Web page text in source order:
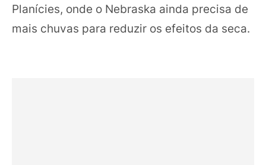
Planícies, onde o Nebraska ainda precisa de
mais chuvas para reduzir os efeitos da seca.